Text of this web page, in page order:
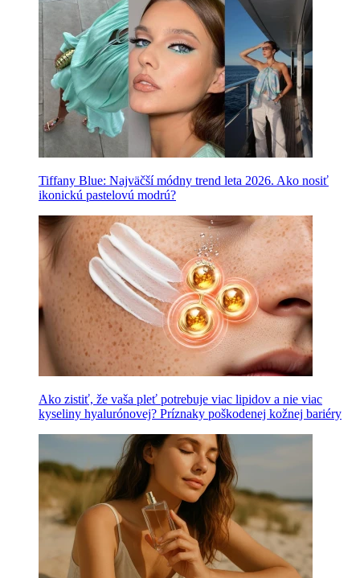
Tiffany Blue: Najväčší módny trend leta 2026. Ako nosiť
ikonickú pastelovú modrú?
Ako zistiť, že vaša pleť potrebuje viac lipidov a nie viac
kyseliny hyalurónovej? Príznaky poškodenej kožnej bariéry